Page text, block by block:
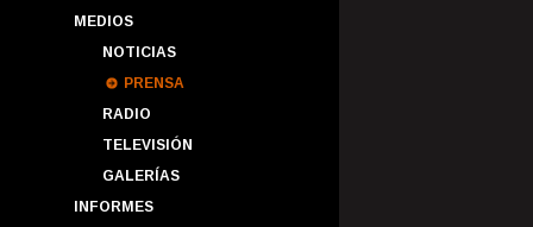
MEDIOS
NOTICIAS
PRENSA
RADIO
TELEVISIÓN
GALERÍAS
INFORMES